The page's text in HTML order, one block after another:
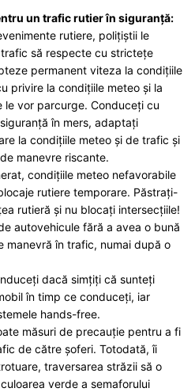
un trafic rutier în siguranţă:
rutiere, poliţiştii le
să respecte cu strictețe
permanent viteza la condițiile
privire la condițiile meteo și la
le vor parcurge. Conduceți cu
în mers, adaptați
la condițiile meteo și de trafic și
manevre riscante.
condiţiile meteo nefavorabile
rutiere temporare. Păstraţi-
rutieră şi nu blocaţi intersecţiile!
autovehicule fără a avea o bună
în trafic, numai după o
dacă simţiţi că sunteţi
în timp ce conduceţi, iar
hands-free.
măsuri de precauţie pentru a fi
de către şoferi. Totodată, îi
traversarea străzii să o
verde a semaforului